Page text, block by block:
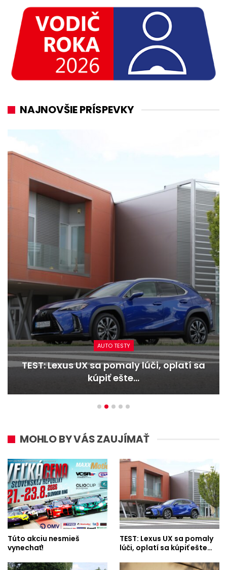
NAJNOVŠIE PRÍSPEVKY
AUTO TESTY
TEST: Dacia Duster hybrid-G 150 4×4 –
Trojitý útok
MOHLO BY VÁS ZAUJÍMAŤ
Túto akciu nesmieš
vynechať!
TEST: Lexus UX sa pomaly
lúči, oplatí sa kúpiť ešte…